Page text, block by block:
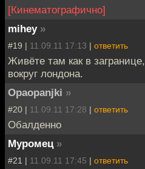
[Кинематографично]
mihey »
#19 | 11.09.11 17:13 | ответить
Живёте там как в
вокруг лондона.
Opaopanjki »
#20 | 11.09.11 17:28 | ответить
Обалденно
Муромец »
#21 | 11.09.11 17:45 | ответить